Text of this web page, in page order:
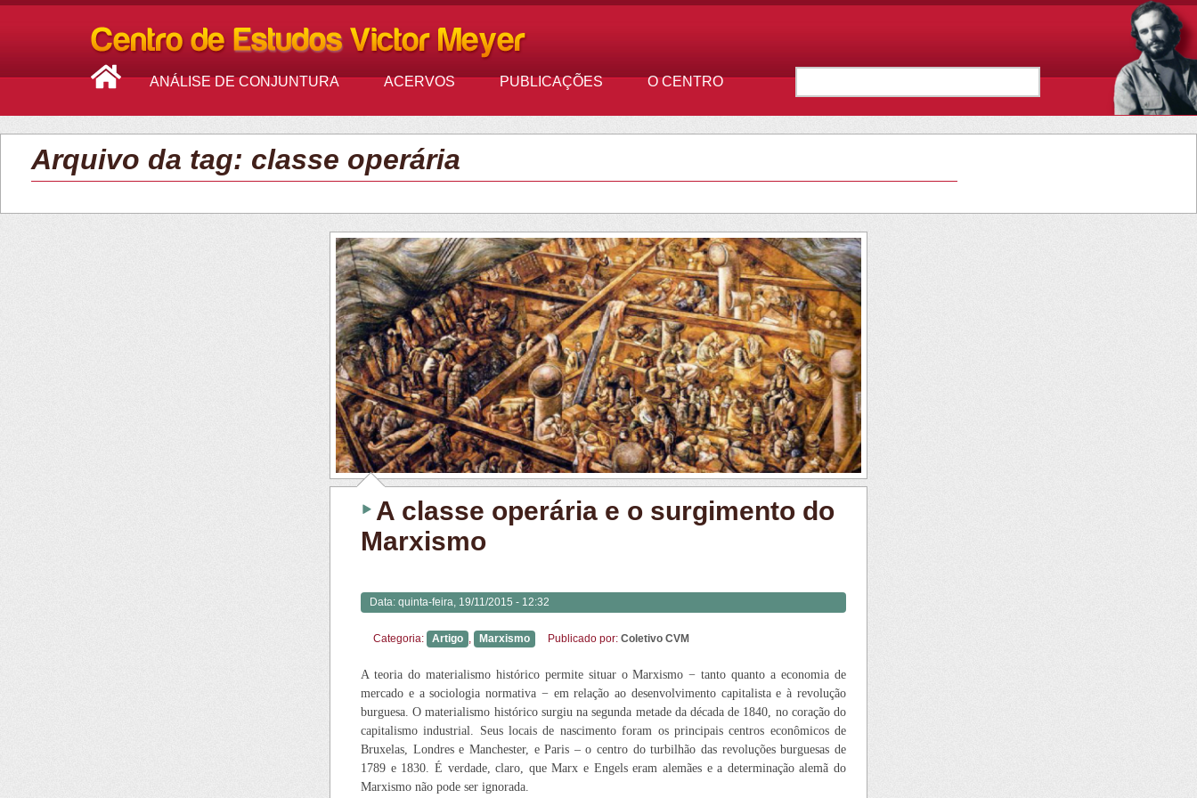
ANÁLISE DE CONJUNTURA ACERVOS PUBLICAÇÕES O CENTRO
Arquivo da tag: classe operária
A classe operária e o surgimento do
Marxismo
Data: quinta-feira, 19/11/2015 - 12:32
Categoria: Artigo Marxismo Publicado por: Coletivo CVM
A teoria do materialismo histórico permite situar o Marxismo − tanto quanto a economia de
mercado e a sociologia normativa − em relação ao desenvolvimento capitalista e à revolução
burguesa. O materialismo histórico surgiu na segunda metade da década de 1840, no coração do
capitalismo industrial. Seus locais de nascimento foram os principais centros econômicos de
Bruxelas, Londres e Manchester, e Paris – o centro do turbilhão das revoluções burguesas de
1789 e 1830. É verdade, claro, que Marx e Engels eram alemães e a determinação alemã do
Marxismo não pode ser ignorada.